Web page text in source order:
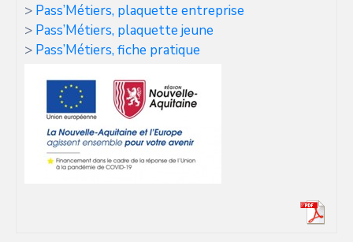
> Pass’Métiers, plaquette entreprise
> Pass’Métiers, plaquette jeune
> Pass’Métiers, fiche pratique